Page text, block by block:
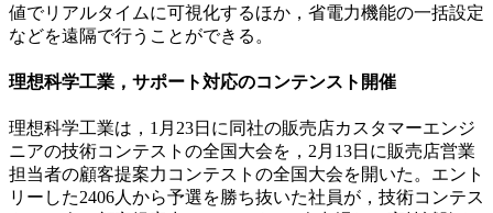
値でリアルタイムに可視化するほか，省電力機能の一括設定
などを遠隔で行うことができる。
理想科学工業，サポート対応のコンテンスト開催
理想科学工業は，1月23日に同社の販売店カスタマーエンジ
ニアの技術コンテストの全国大会を，2月13日に販売店営業
担当者の顧客提案力コンテストの全国大会を開いた。エント
リーした2406人から予選を勝ち抜いた社員が，技術コンテス